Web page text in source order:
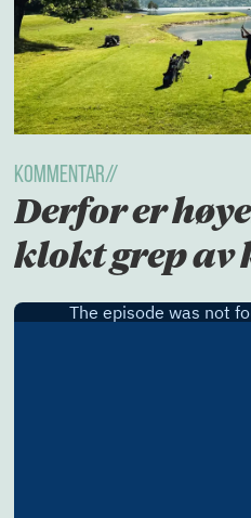
KOMMENTAR//
Derfor er
klokt grep av